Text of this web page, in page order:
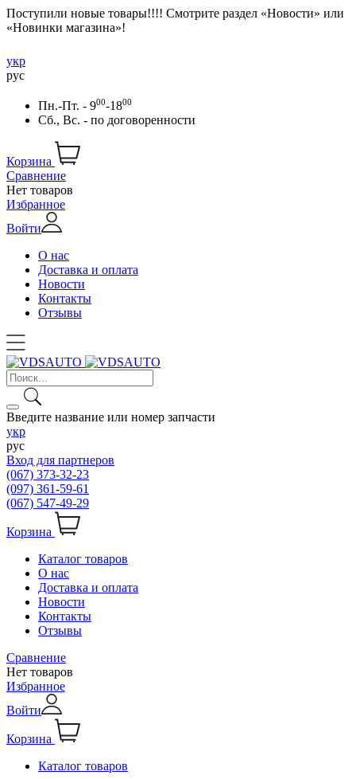
Поступили новые товары!!!! Смотрите раздел «Новости» или
«Новинки магазина»!
укр
рус
Пн.-Пт. - 900-1800
Сб., Вс. - по договоренности
Корзина
Сравнение
Нет товаров
Избранное
Войти
О нас
Доставка и оплата
Новости
Контакты
Отзывы
Введите название или номер запчасти
укр
рус
Вход для партнеров
(067) 373-32-23
(097) 361-59-61
(067) 547-49-29
Корзина
Каталог товаров
О нас
Доставка и оплата
Новости
Контакты
Отзывы
Сравнение
Нет товаров
Избранное
Войти
Корзина
Каталог товаров